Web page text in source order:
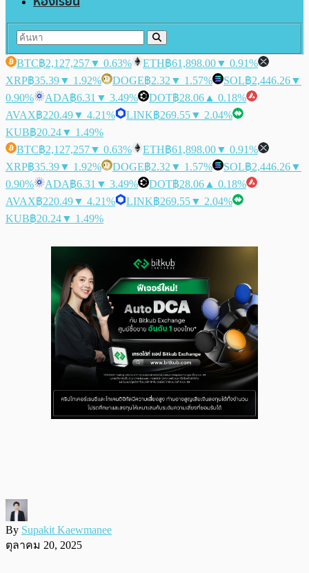
BTC฿2,127,257▼ 0.63% ETH฿61,898.00▼ 0.91%
XRP฿35.39▼ 1.92% DOGE฿2.32 ▼ 1.57% SOL฿2,446.26▼
0.90%
ADA฿6.31 ▼ 3.49% DOT฿28.06 ▲ 0.18%
AVAX฿220.49▼ 4.21% LINK฿269.55▼ 2.04%
KUB฿20.24▼ 1.49%
BTC฿2,127,257▼ 0.63% ETH฿61,898.00▼ 0.91%
XRP฿35.39▼ 1.92% DOGE฿2.32 ▼ 1.57% SOL฿2,446.26▼
0.90%
ADA฿6.31 ▼ 3.49% DOT฿28.06 ▲ 0.18%
AVAX฿220.49▼ 4.21% LINK฿269.55▼ 2.04%
KUB฿20.24▼ 1.49%
By Supakit Kaewmanee
ตุลาคม 20, 2025